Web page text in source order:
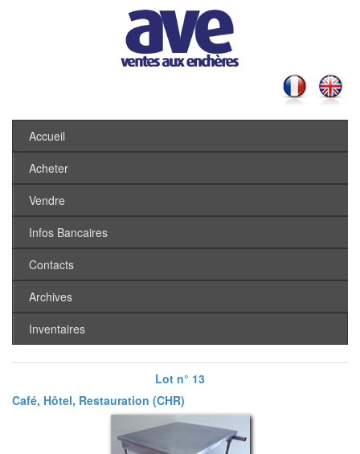
Accueil
Acheter
Vendre
Infos Bancaires
Contacts
Archives
Inventaires
Lot n° 13
Café, Hôtel, Restauration (CHR)